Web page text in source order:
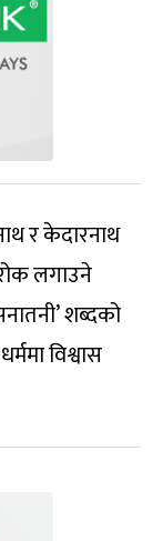
र केदारनाथ
लगाउने
शब्दको
विश्वास